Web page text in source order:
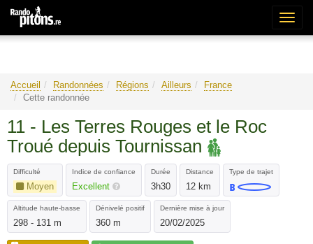
Accueil Randonnées Régions Ailleurs
France
Cette randonnée
11 - Les Terres Rouges et le Roc
Troué depuis Tournissan
Difficulté
Moyen
Indice de confiance
Excellent
Durée
3h30
Distance
12 km
Type de trajet
Altitude haute-basse
298 - 131 m
Dénivelé positif
360 m
Dernière mise à jour
20/02/2025